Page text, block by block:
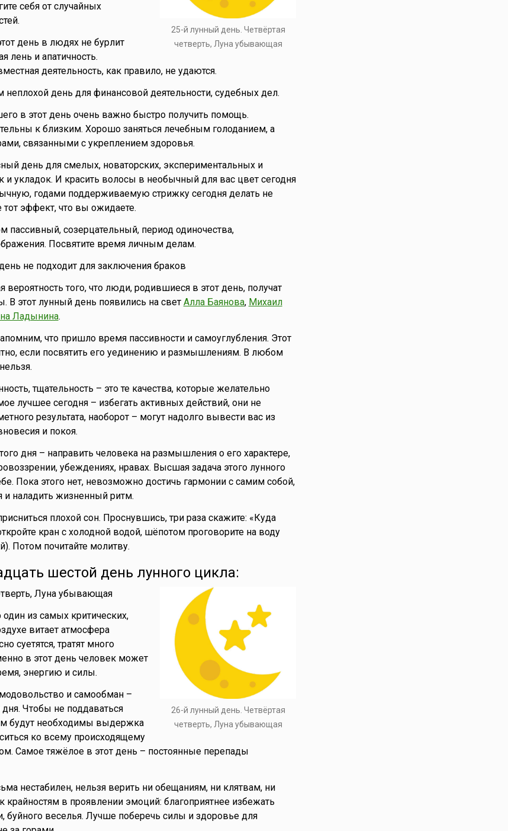
25-й лунный день. Четвёртая
четверть, Луна убывающая
себя от случайных
день в людях не бурлит
лень и апатичность.
деятельность, как правило, не удаются.
день для финансовой деятельности, судебных дел.
в этот день очень важно быстро получить помощь.
к близким. Хорошо заняться лечебным голоданием, а
связанными с укреплением здоровья.
день для смелых, новаторских, экспериментальных и
и укладок. И красить волосы в необычный для вас цвет сегодня
годами поддерживаемую стрижку сегодня делать не
тот эффект, что вы ожидаете.
пассивный, созерцательный, период одиночества,
Посвятите время личным делам.
не подходит для заключения браков
того, что люди, родившиеся в этот день, получат
В этот лунный день появились на свет Алла Баянова, Михаил
Ладынина.
что пришло время пассивности и самоуглубления. Этот
если посвятить его уединению и размышлениям. В любом
тщательность – это те качества, которые желательно
лучшее сегодня – избегать активных действий, они не
результата, наоборот – могут надолго вывести вас из
и покоя.
дня – направить человека на размышления о его характере,
убеждениях, нравах. Высшая задача этого лунного
Пока этого нет, невозможно достичь гармонии с самим собой,
и наладить жизненный ритм.
плохой сон. Проснувшись, три раза скажите: «Куда
кран с холодной водой, шёпотом проговорите на воду
Потом почитайте молитву.
шестой день лунного цикла:
26-й лунный день. Четвёртая
четверть, Луна убывающая
Луна убывающая
из самых критических,
витает атмосфера
суетятся, тратят много
в этот день человек может
энергию и силы.
и самообман –
Чтобы не поддаваться
будут необходимы выдержка
ко всему происходящему
Самое тяжёлое в этот день – постоянные перепады
нестабилен, нельзя верить ни обещаниям, ни клятвам, ни
крайностям в проявлении эмоций: благоприятнее избежать
буйного веселья. Лучше поберечь силы и здоровье для